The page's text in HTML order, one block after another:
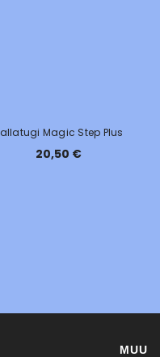
Magic Step Plus
20,50 €
MUU